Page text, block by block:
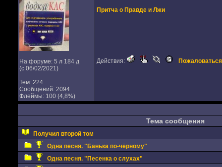
На форуме: 5 л 184 д
(с 06/02/2021)
Тем: 224
Сообщений: 2094
Флеймы: 100 (4,8%)
Притча о Правде и Лжи
Действия: Пожаловаться
Тема сообщения
Получил второй том
Одна песня. "Банька по-чёрному"
Одна песня. "Песенка о слухах"